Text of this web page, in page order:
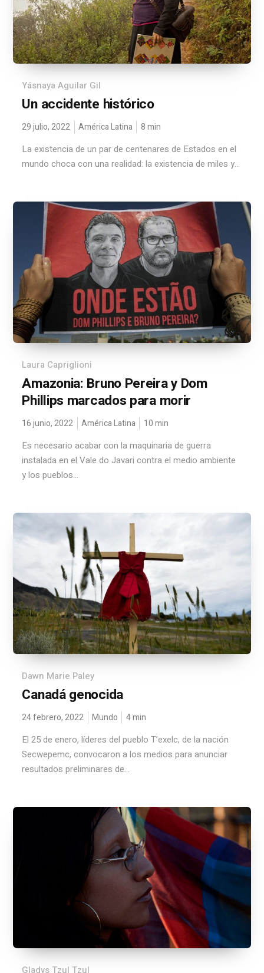
Yásnaya Aguilar Gil
Un accidente histórico
29 julio, 2022 América Latina 8 min
La existencia de un par de centenares de Estados en el
mundo choca con una realidad: la existencia de miles y...
Laura Capriglioni
Amazonia: Bruno Pereira y Dom
Phillips marcados para morir
16 junio, 2022 América Latina 10 min
Es necesario acabar con la maquinaria de guerra
instalada en el Vale do Javari contra el medio ambiente
y los pueblos...
Dawn Marie Paley
Canadá genocida
24 febrero, 2022 Mundo 4min
El 25 de enero, líderes del pueblo T’exelc, de la nación
Secwepemc, convocaron a los medios para anunciar
resultados preliminares de...
Gladys Tzul Tzul